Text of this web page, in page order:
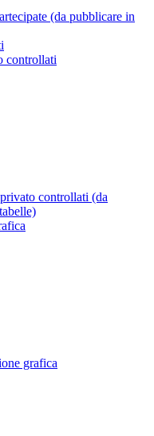
(da pubblicare in
controllati
controllati (da
grafica